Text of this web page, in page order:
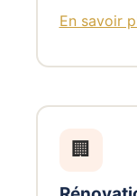
En savoir
🏢